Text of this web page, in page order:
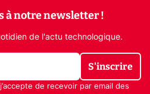
à notre newsletter !
de l'actu technologique.
S'inscrire
de recevoir par email des